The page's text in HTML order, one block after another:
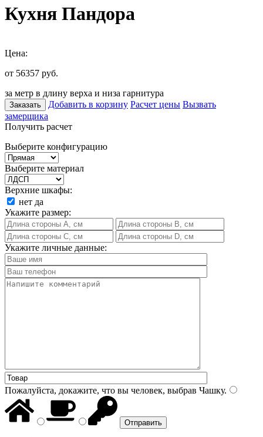
Кухня Пандора
Цена:
от 56357 руб.
за метр в длину верха и низа гарнитура
Заказать Добавить в корзину Расчет цены Вызвать
замерщика
Получить расчет
Выберите конфигурацию
Выберите материал
Верхние шкафы:
нет да
Укажите размер:
Укажите личные данные:
Пожалуйста, докажите, что вы человек, выбрав Чашку.